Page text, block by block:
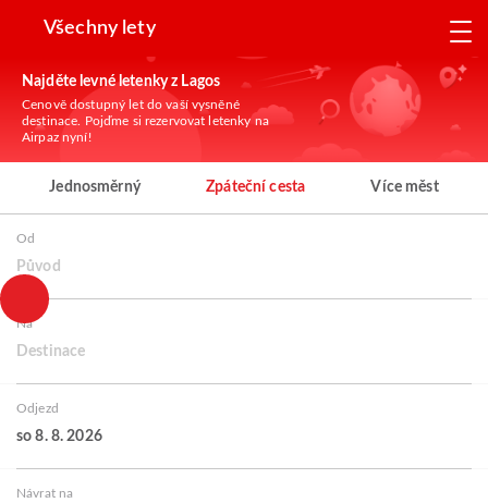
Všechny lety
Najděte levné letenky z Lagos
Cenově dostupný let do vaší vysněné
destinace. Pojďme si rezervovat letenky na
Airpaz nyní!
Jednosměrný Zpáteční cesta Více měst
Od
Původ
Na
Destinace
Odjezd
so 8. 8. 2026
Návrat na